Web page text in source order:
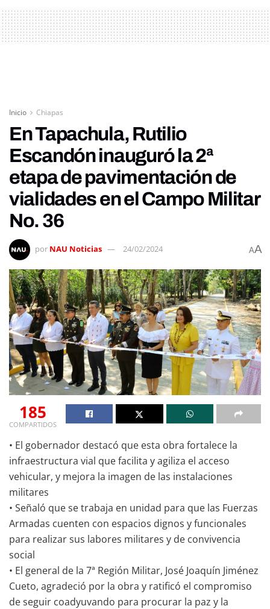
Inicio Chiapas
En Tapachula, Rutilio
Escandón inauguró la 2ª
etapa de pavimentación de
vialidades en el Campo Militar
No. 36
por NAU Noticias 24/02/2024 AA
185
COMPARTIDOS
• El gobernador destacó que esta obra fortalece la
infraestructura vial que facilita y agiliza el acceso
vehicular, y mejora la imagen de las instalaciones
militares
• Señaló que se trabaja en unidad para que las Fuerzas
Armadas cuenten con espacios dignos y funcionales
para realizar sus labores militares y de convivencia
social
• El general de la 7ª Región Militar, José Joaquín Jiménez
Cueto, agradeció por la obra y ratificó el compromiso
de seguir coadyuvando para procurar la paz y la